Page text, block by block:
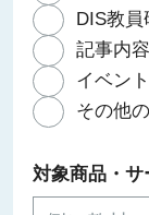
DIS教
記事内
イベン
その他
対象商品・サ